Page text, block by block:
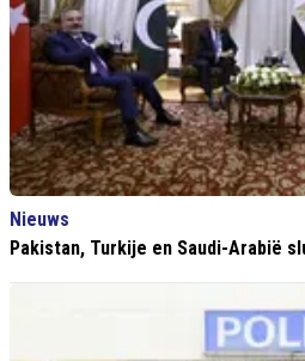
Nieuws
Pakistan, Turkije en Saudi-Arabië